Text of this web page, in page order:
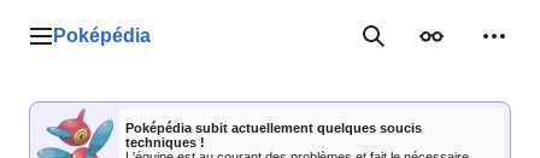
Menu principal
Poképédia RechercherApparence
Poképédia subit actuellement quelques soucis
techniques !